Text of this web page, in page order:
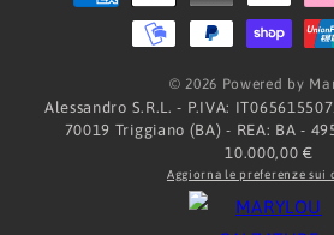
di
© 2026 Powered by
Alessandro S.R.L. - P.IVA:
70019 Triggiano (BA) - REA: BA -
10.000,00 €
Aggiorna le preferenze sui